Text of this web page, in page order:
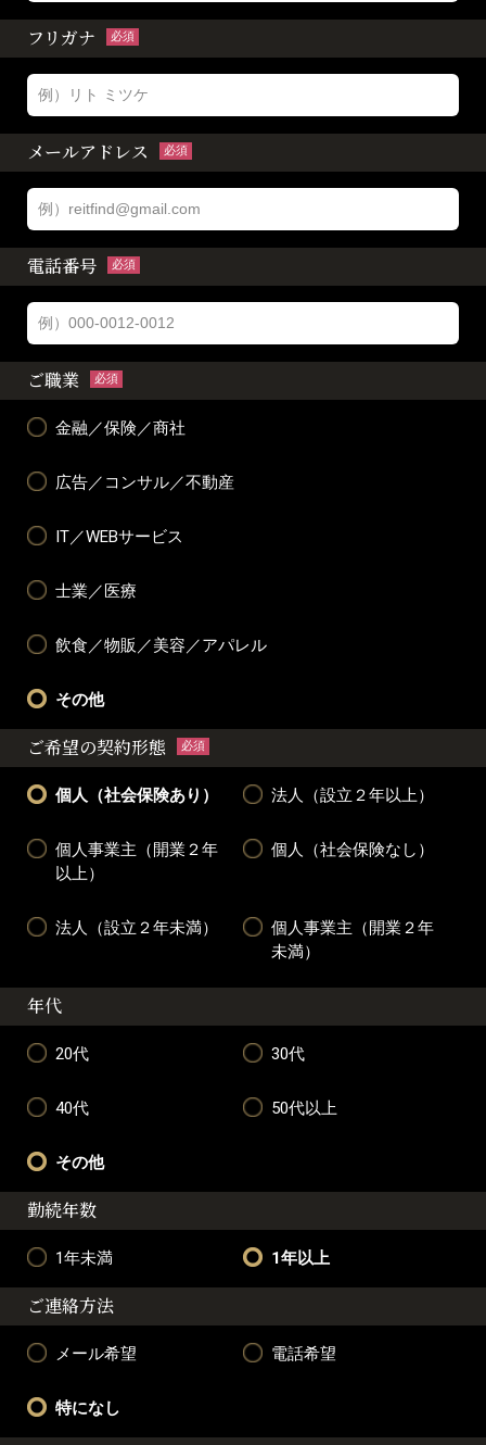
フリガナ 必須
メールアドレス 必須
電話番号 必須
ご職業 必須
金融／保険／商社
広告／コンサル／不動産
IT／WEBサービス
士業／医療
飲食／物販／美容／アパレル
その他
ご希望の契約形態 必須
個人（社会保険あり） 法人（設立２年以上）
個人事業主（開業２年
以上）
個人（社会保険なし）
法人（設立２年未満）
個人事業主（開業２年
未満）
年代
20代 30代
40代 50代以上
その他
勤続年数
1年未満 1年以上
ご連絡方法
メール希望 電話希望
特になし